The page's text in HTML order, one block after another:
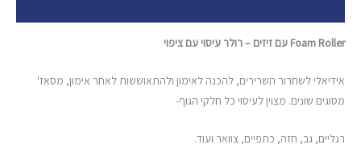
Foam Roller עם זיזים – רולר עיסוי עם ציפוי
אידיאלי לשחרור השרירים, להכנה לאימון ולהתאוששות לאחר אימון, מסאז'
מסוגים שונים. מצוין לעיסוי כל חלקי הגוף-
רגליים, גב, חזה, כתפיים, צוואר ועוד.